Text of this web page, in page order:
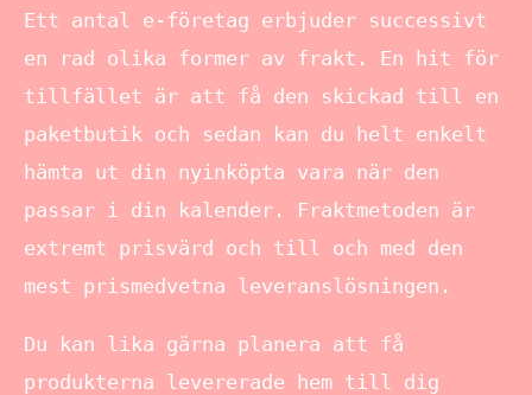
Ett antal e-företag erbjuder successivt
en rad olika former av frakt. En hit för
tillfället är att få den skickad till en
paketbutik och sedan kan du helt enkelt
hämta ut din nyinköpta vara när den
passar i din kalender. Fraktmetoden är
extremt prisvärd och till och med den
mest prismedvetna leveranslösningen.
Du kan lika gärna planera att få
produkterna levererade hem till dig